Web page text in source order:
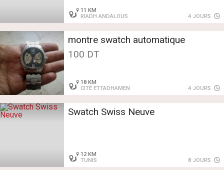
11 KM
RIADH ANDALOUS
4 JOURS
montre swatch automatique
100 DT
18 KM
CITÉ ETTADHAMEN
4 JOURS
Swatch Swiss Neuve
12 KM
TUNIS
8 JOURS